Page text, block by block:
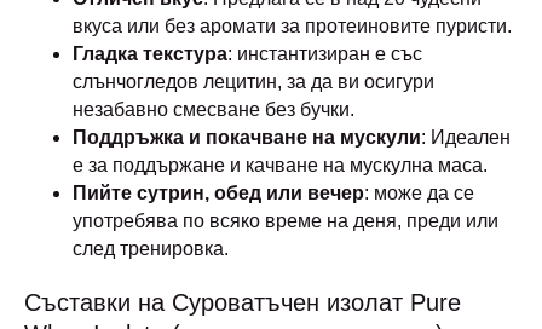
вкуса или без аромати за протеиновите пуристи.
Гладка текстура: инстантизиран е със
слънчогледов лецитин, за да ви осигури
незабавно смесване без бучки.
Поддръжка и покачване на мускули: Идеален
е за поддържане и качване на мускулна маса.
Пийте сутрин, обед или вечер: може да се
употребява по всяко време на деня, преди или
след тренировка.
Съставки на Суроватъчен изолат Pure